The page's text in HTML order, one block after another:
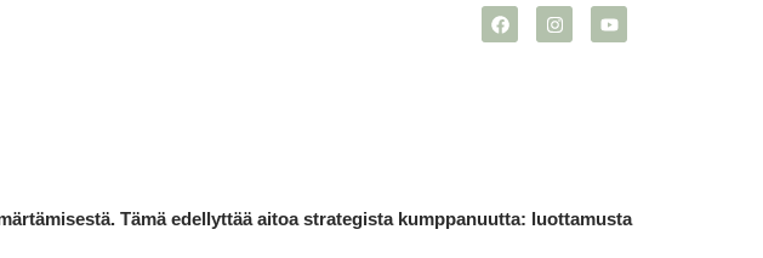
Tämä edellyttää aitoa strategista kumppanuutta: luottamusta